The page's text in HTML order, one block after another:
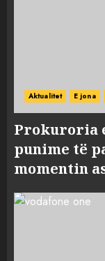
Aktualitet E jona
Prokuroria
punime të
momentin